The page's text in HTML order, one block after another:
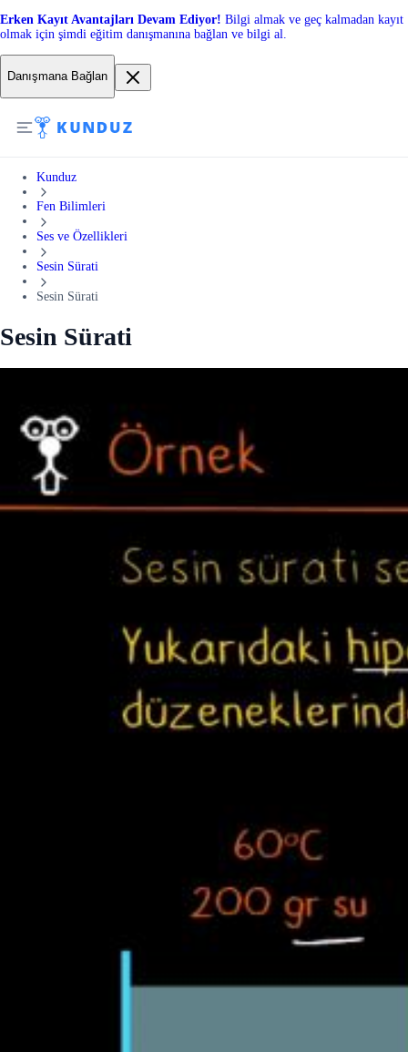
Erken Kayıt Avantajları Devam Ediyor! Bilgi almak ve geç kalmadan kayıt
olmak için şimdi eğitim danışmanına bağlan ve bilgi al.
Danışmana Bağlan
Kunduz
Fen Bilimleri
Ses ve Özellikleri
Sesin Sürati
Sesin Sürati
Sesin Sürati